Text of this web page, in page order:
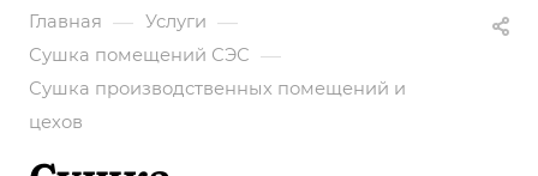
Главная — Услуги —
Сушка помещений СЭС —
Сушка производственных помещений и
цехов